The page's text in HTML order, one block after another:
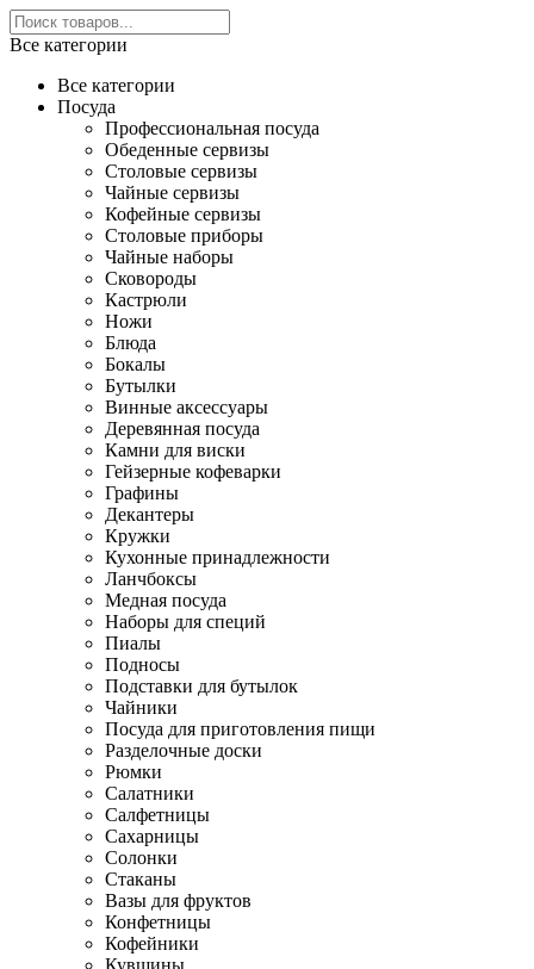
Все категории
Все категории
Посуда
Профессиональная посуда
Обеденные сервизы
Столовые сервизы
Чайные сервизы
Кофейные сервизы
Столовые приборы
Чайные наборы
Сковороды
Кастрюли
Ножи
Блюда
Бокалы
Бутылки
Винные аксессуары
Деревянная посуда
Камни для виски
Гейзерные кофеварки
Графины
Декантеры
Кружки
Кухонные принадлежности
Ланчбоксы
Медная посуда
Наборы для специй
Пиалы
Подносы
Подставки для бутылок
Чайники
Посуда для приготовления пищи
Разделочные доски
Рюмки
Салатники
Салфетницы
Сахарницы
Солонки
Стаканы
Вазы для фруктов
Конфетницы
Кофейники
Кувшины